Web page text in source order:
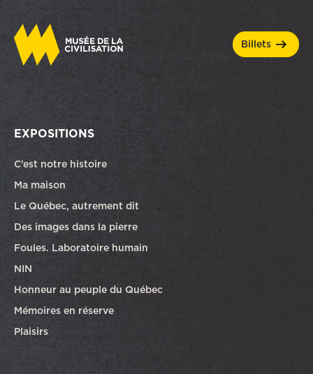
billets
EXPOSITIONS
C’est notre histoire
Ma maison
Le Québec, autrement dit
Des images dans la pierre
Foules. Laboratoire humain
NIN
Honneur au peuple du Québec
Mémoires en réserve
Plaisirs